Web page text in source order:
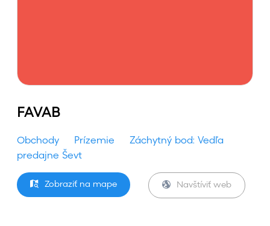
FAVAB
Obchody Prízemie
Záchytný bod: Vedľa
predajne Ševt
Zobraziť na mape Navštíviť web